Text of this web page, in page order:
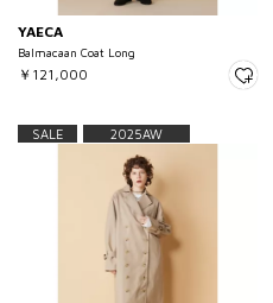
YAECA
Balmacaan Coat Long
￥121,000
SALE 2025AW